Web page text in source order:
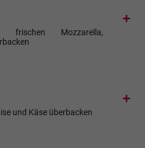
Mozzarella,
und Käse überbacken